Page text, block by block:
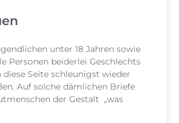
unter 18 Jahren sowie
Personen beiderlei Geschlechts
diese Seite schleunigst wieder
Auf solche dämlichen Briefe
der Gestalt „was